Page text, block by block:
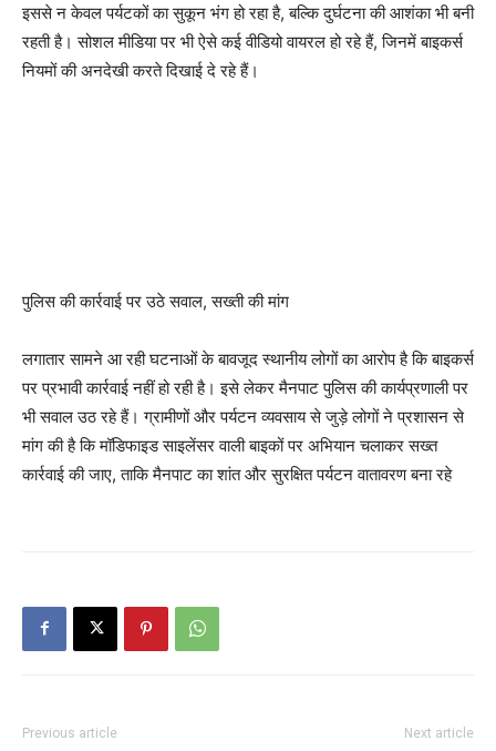
इससे न केवल पर्यटकों का सुकून भंग हो रहा है, बल्कि दुर्घटना की आशंका भी बनी
रहती है। सोशल मीडिया पर भी ऐसे कई वीडियो वायरल हो रहे हैं, जिनमें बाइकर्स
नियमों की अनदेखी करते दिखाई दे रहे हैं।
पुलिस की कार्रवाई पर उठे सवाल, सख्ती की मांग
लगातार सामने आ रही घटनाओं के बावजूद स्थानीय लोगों का आरोप है कि बाइकर्स
पर प्रभावी कार्रवाई नहीं हो रही है। इसे लेकर मैनपाट पुलिस की कार्यप्रणाली पर
भी सवाल उठ रहे हैं। ग्रामीणों और पर्यटन व्यवसाय से जुड़े लोगों ने प्रशासन से
मांग की है कि मॉडिफाइड साइलेंसर वाली बाइकों पर अभियान चलाकर सख्त
कार्रवाई की जाए, ताकि मैनपाट का शांत और सुरक्षित पर्यटन वातावरण बना रहे
Previous article Next article